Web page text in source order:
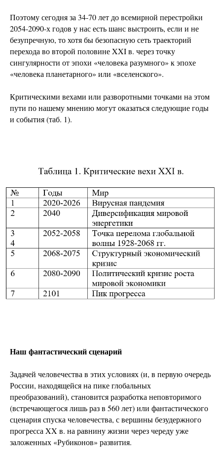
Поэтому сегодня за 34-70 лет до всемирной перестройки
2054-2090-х годов у нас есть шанс выстроить, если и не
безупречную, то хотя бы безопасную сеть траекторий
перехода во второй половине XXI в. через точку
сингулярности от эпохи «человека разумного» к эпохе
«человека планетарного» или «вселенского».
Критическими вехами или разворотными точками на этом
пути по нашему мнению могут оказаться следующие годы
и события (таб. 1).
Наш фантастический сценарий
Задачей человечества в этих условиях (и, в первую очередь
России, находящейся на пике глобальных
преобразований), становится разработка неповторимого
(встречающегося лишь раз в 560 лет) или фантастического
сценария спуска человечества, с вершины безудержного
прогресса XX в. на равнину жизни через череду уже
заложенных «Рубиконов» развития.